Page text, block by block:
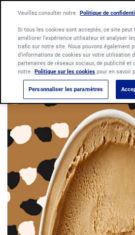
Language: Français
Veuillez consulter notre Politique de
Si tous les cookies sont acceptés, ce site peut
améliorer l’expérience utilisateur et analyser
trafic sur notre site. Nous pouvons également
d’informations de cookies sur votre utilisation
partenaires de réseaux sociaux, de publicité et
notre
Politique sur les cookies pour en savoir
Personnaliser les paramètres